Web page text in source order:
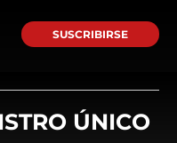
SUSCRIBIRSE
ÚNICO